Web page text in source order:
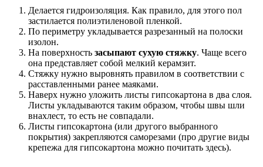
Делается гидроизоляция. Как правило, для этого пол
застилается полиэтиленовой пленкой.
По периметру укладывается разрезанный на полоски
изолон.
На поверхность засыпают сухую стяжку. Чаще всего
она представляет собой мелкий керамзит.
Стяжку нужно выровнять правилом в соответствии с
расставленными ранее маяками.
Наверх нужно уложить листы гипсокартона в два слоя.
Листы укладываются таким образом, чтобы швы шли
внахлест, то есть не совпадали.
Листы гипсокартона (или другого выбранного
покрытия) закрепляются саморезами (про другие виды
крепежа для гипсокартона можно почитать здесь).